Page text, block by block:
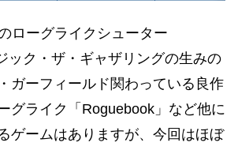
ローグライクシューター
ック・ザ・ギャザリングの生みの
ガーフィールド関わっている良作
グライク「Roguebook」など他に
ゲームはありますが、今回はほぼ